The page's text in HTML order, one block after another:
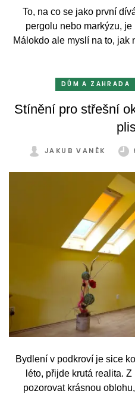
To, na co se jako první
pergolu nebo markýzu,
Málokdo ale myslí na to, jak
mrazu, ale také prachu a
DŮM A ZAHRADA
Stínění pro střešní
JAKUB VANĚK
Bydlení v podkroví je sice
léto, přijde krutá realita.
pozorovat krásnou